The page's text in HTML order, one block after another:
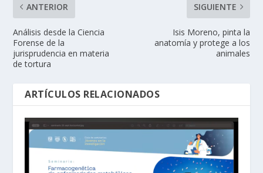
ANTERIOR
Análisis desde la Ciencia
Forense de la
jurisprudencia en materia
de tortura
SIGUIENTE
Isis Moreno, pinta la
anatomía y protege a los
animales
ARTÍCULOS RELACIONADOS